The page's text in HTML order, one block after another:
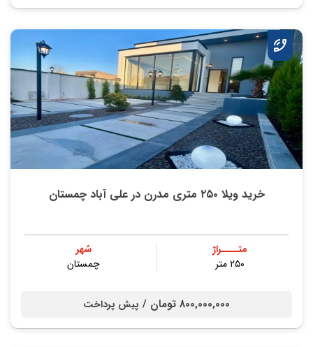
خرید ویلا ۲۵۰ متری مدرن در علی آباد چمستان
متــــراژ
۲۵۰ متر
شهر
چمستان
800,000,000 تومان / پیش پرداخت